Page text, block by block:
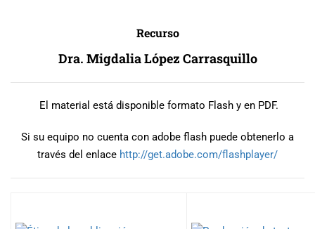
Recurso
Dra. Migdalia López Carrasquillo
El material está disponible formato Flash y en PDF.
Si su equipo no cuenta con adobe flash puede obtenerlo a
través del enlace http://get.adobe.com/flashplayer/